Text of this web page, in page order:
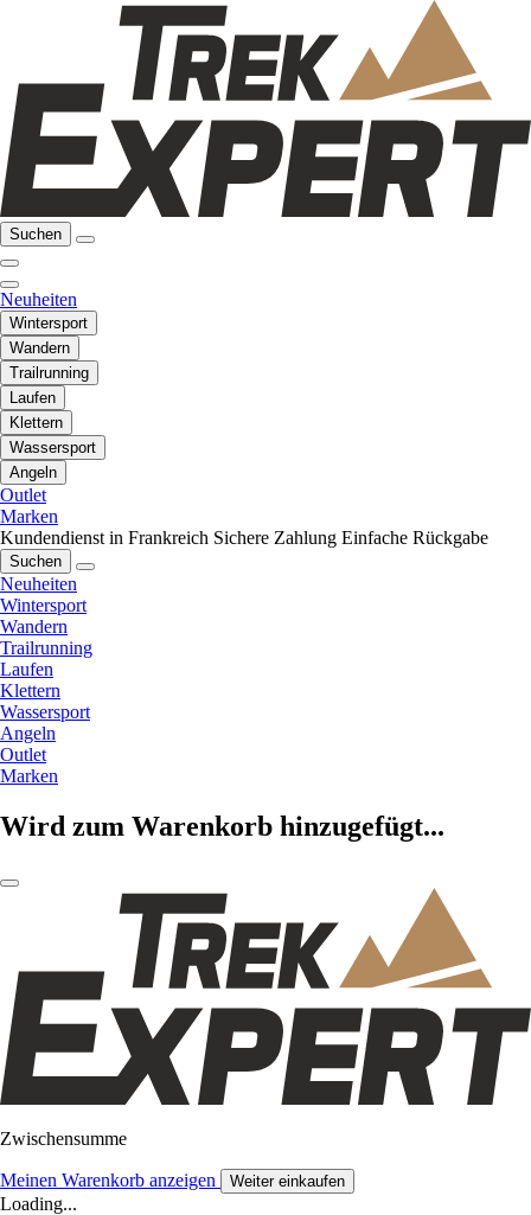
Suchen
Neuheiten
Wintersport
Wandern
Trailrunning
Laufen
Klettern
Wassersport
Angeln
Outlet
Marken
Kundendienst in Frankreich Sichere Zahlung Einfache Rückgabe
Suchen
Neuheiten
Wintersport
Wandern
Trailrunning
Laufen
Klettern
Wassersport
Angeln
Outlet
Marken
Wird zum Warenkorb hinzugefügt...
Zwischensumme
Meinen Warenkorb anzeigen Weiter einkaufen
Loading...